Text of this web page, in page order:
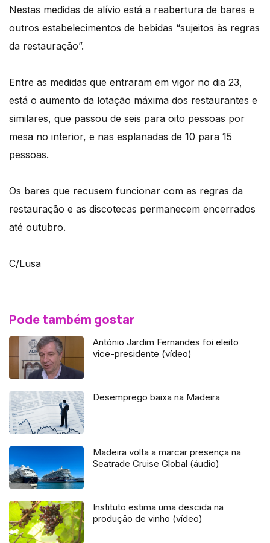
Nestas medidas de alívio está a reabertura de bares e
outros estabelecimentos de bebidas “sujeitos às regras
da restauração”.
Entre as medidas que entraram em vigor no dia 23,
está o aumento da lotação máxima dos restaurantes e
similares, que passou de seis para oito pessoas por
mesa no interior, e nas esplanadas de 10 para 15
pessoas.
Os bares que recusem funcionar com as regras da
restauração e as discotecas permanecem encerrados
até outubro.
C/Lusa
Pode também gostar
António Jardim Fernandes foi eleito
vice-presidente (vídeo)
Desemprego baixa na Madeira
Madeira volta a marcar presença na
Seatrade Cruise Global (áudio)
Instituto estima uma descida na
produção de vinho (vídeo)